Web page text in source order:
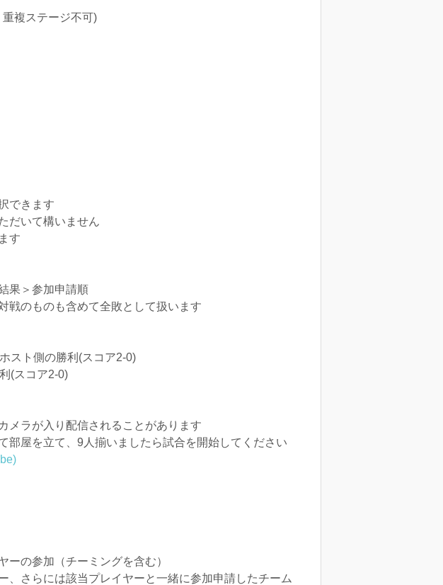
複ステージ不可)
できます
だいて構いません
す
果＞参加申請順
戦のものも含めて全敗として扱います
スト側の勝利(スコア2-0)
(スコア2-0)
メラが入り配信されることがあります
部屋を立て、9人揃いましたら試合を開始してください
ーの参加（チーミングを含む）
、さらには該当プレイヤーと一緒に参加申請したチーム